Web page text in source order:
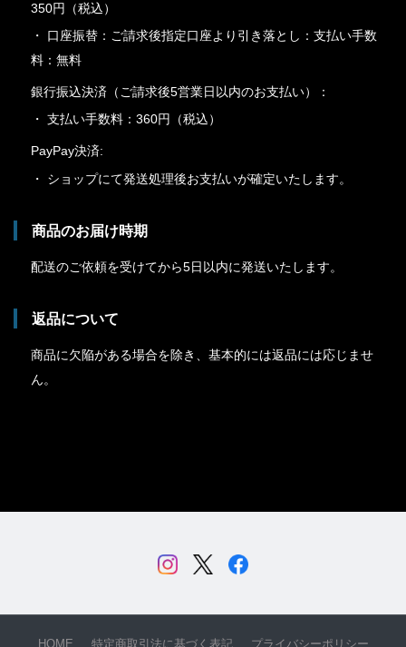
350円（税込）
・ 口座振替：ご請求後指定口座より引き落とし：支払い手数
料：無料
銀行振込決済（ご請求後5営業日以内のお支払い）：
・ 支払い手数料：360円（税込）
PayPay決済:
・ ショップにて発送処理後お支払いが確定いたします。
商品のお届け時期
配送のご依頼を受けてから5日以内に発送いたします。
返品について
商品に欠陥がある場合を除き、基本的には返品には応じませ
ん。
HOME 特定商取引法に基づく表記 プライバシーポリシー